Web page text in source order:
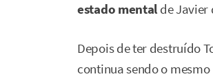
estado mental de Javier
Depois de ter destruído
continua sendo o